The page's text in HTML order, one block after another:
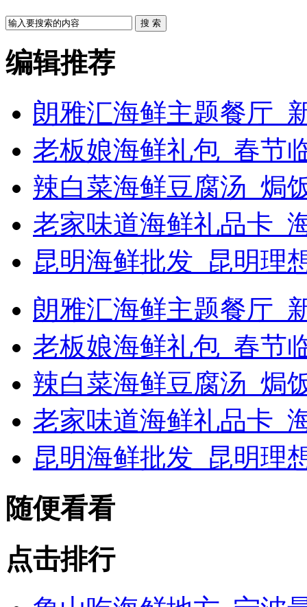
搜 索
编辑推荐
朗雅汇海鲜主题餐厅_
老板娘海鲜礼包_春节
辣白菜海鲜豆腐汤_焗
老家味道海鲜礼品卡_
昆明海鲜批发_昆明理
朗雅汇海鲜主题餐厅_
老板娘海鲜礼包_春节
辣白菜海鲜豆腐汤_焗
老家味道海鲜礼品卡_
昆明海鲜批发_昆明理
随便看看
点击排行